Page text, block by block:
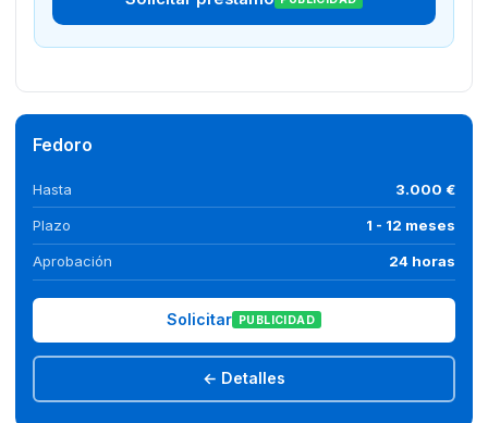
Fedoro
Hasta 3.000 €
Plazo 1 - 12 meses
Aprobación 24 horas
Solicitar PUBLICIDAD
← Detalles